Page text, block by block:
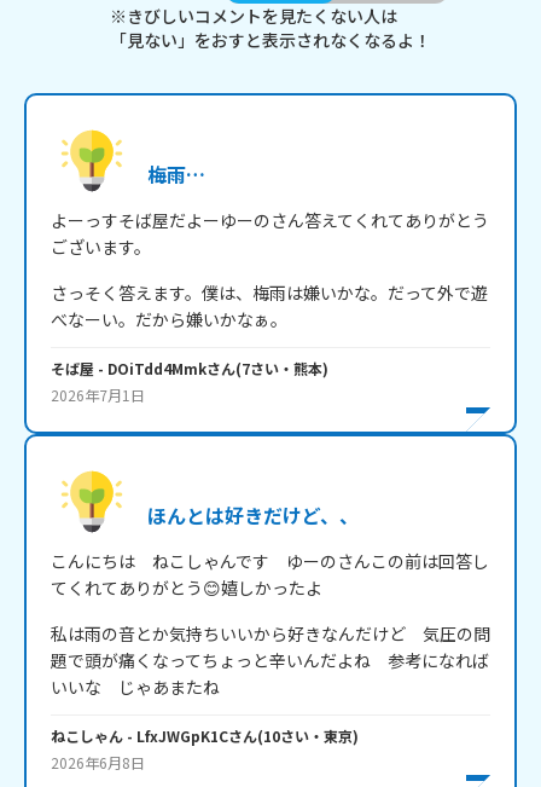
※きびしいコメントを見たくない人は
「見ない」をおすと表示されなくなるよ！
梅雨…
よーっすそば屋だよーゆーのさん答えてくれてありがとう
ございます。
さっそく答えます。僕は、梅雨は嫌いかな。だって外で遊
べなーい。だから嫌いかなぁ。
そば屋 - DOiTdd4Mmkさん(7さい・ 熊本)
2026年7月1日
ほんとは好きだけど、、
こんにちは　ねこしゃんです　ゆーのさんこの前は回答し
てくれてありがとう😊嬉しかったよ
私は雨の音とか気持ちいいから好きなんだけど　気圧の問
題で頭が痛くなってちょっと辛いんだよね　参考になれば
いいな　じゃあまたね
ねこしゃん - LfxJWGpK1Cさん(10さい・ 東京)
2026年6月8日